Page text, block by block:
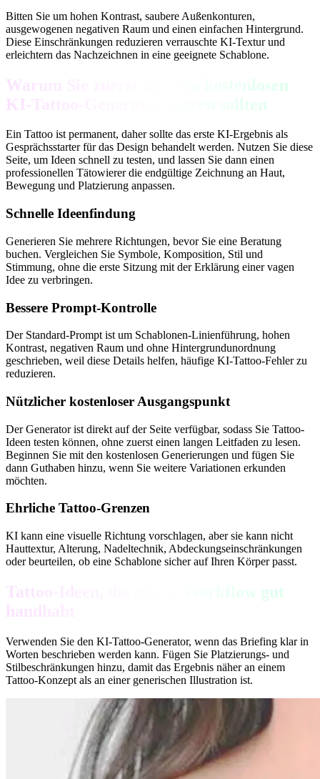
Bitten Sie um hohen Kontrast, saubere Außenkonturen,
ausgewogenen negativen Raum und einen einfachen Hintergrund.
Diese Einschränkungen reduzieren verrauschte KI-Textur und
erleichtern das Nachzeichnen in eine geeignete Schablone.
Warum Sie zuerst unseren kostenlosen
KI-Tattoo-Generator nutzen sollten
Ein Tattoo ist permanent, daher sollte das erste KI-Ergebnis als
Gesprächsstarter für das Design behandelt werden. Nutzen Sie diese
Seite, um Ideen schnell zu testen, und lassen Sie dann einen
professionellen Tätowierer die endgültige Zeichnung an Haut,
Bewegung und Platzierung anpassen.
Schnelle Ideenfindung
Generieren Sie mehrere Richtungen, bevor Sie eine Beratung
buchen. Vergleichen Sie Symbole, Komposition, Stil und
Stimmung, ohne die erste Sitzung mit der Erklärung einer vagen
Idee zu verbringen.
Bessere Prompt-Kontrolle
Der Standard-Prompt ist um Schablonen-Linienführung, hohen
Kontrast, negativen Raum und ohne Hintergrundunordnung
geschrieben, weil diese Details helfen, häufige KI-Tattoo-Fehler zu
reduzieren.
Nützlicher kostenloser Ausgangspunkt
Der Generator ist direkt auf der Seite verfügbar, sodass Sie Tattoo-
Ideen testen können, ohne zuerst einen langen Leitfaden zu lesen.
Beginnen Sie mit den kostenlosen Generierungen und fügen Sie
dann Guthaben hinzu, wenn Sie weitere Variationen erkunden
möchten.
Ehrliche Tattoo-Grenzen
KI kann eine visuelle Richtung vorschlagen, aber sie kann nicht
Hauttextur, Alterung, Nadeltechnik, Abdeckungseinschränkungen
oder beurteilen, ob eine Schablone sicher auf Ihren Körper passt.
Tattoo-Ideen, die dieser Workflow gut
handhabt
Verwenden Sie den KI-Tattoo-Generator, wenn das Briefing klar in
Worten beschrieben werden kann. Fügen Sie Platzierungs- und
Stilbeschränkungen hinzu, damit das Ergebnis näher an einem
Tattoo-Konzept als an einer generischen Illustration ist.